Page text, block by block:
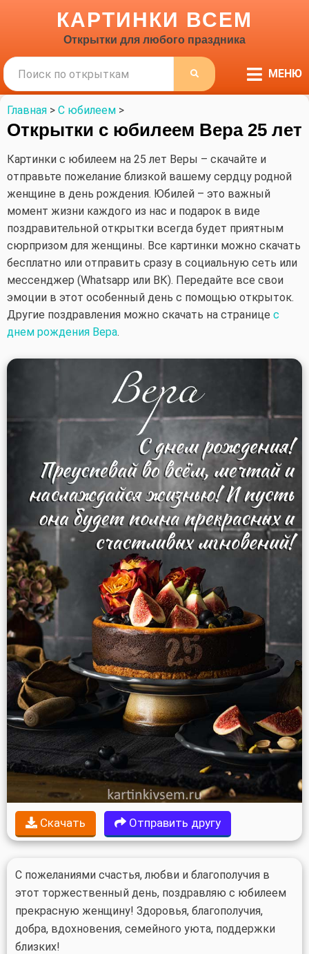
КАРТИНКИ ВСЕМ
Открытки для любого праздника
Поиск
ПОИСК МЕНЮ
Главная > С юбилеем >
Открытки с юбилеем Вера 25 лет
Картинки с юбилеем на 25 лет Веры – скачайте и
отправьте пожелание близкой вашему сердцу родной
женщине в день рождения. Юбилей – это важный
момент жизни каждого из нас и подарок в виде
поздравительной открытки всегда будет приятным
сюрпризом для женщины. Все картинки можно скачать
бесплатно или отправить сразу в социальную сеть или
мессенджер (Whatsapp или ВК). Передайте все свои
эмоции в этот особенный день с помощью открыток.
Другие поздравления можно скачать на странице с
днем рождения Вера.
Скачать Отправить другу
С пожеланиями счастья, любви и благополучия в
этот торжественный день, поздравляю с юбилеем
прекрасную женщину! Здоровья, благополучия,
добра, вдохновения, семейного уюта, поддержки
близких!